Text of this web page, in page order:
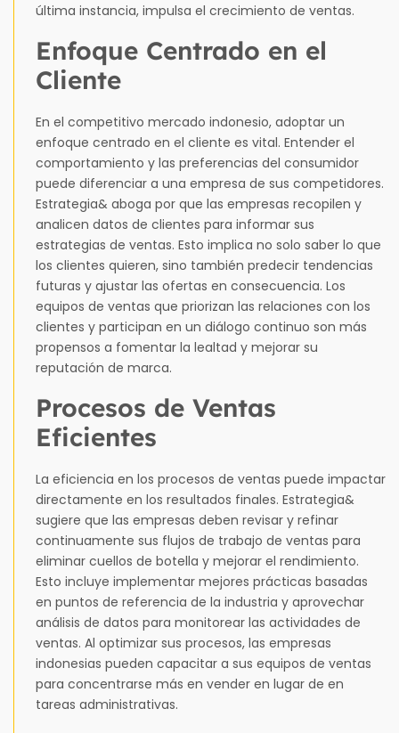
última instancia, impulsa el crecimiento de ventas.
Enfoque Centrado en el
Cliente
En el competitivo mercado indonesio, adoptar un
enfoque centrado en el cliente es vital. Entender el
comportamiento y las preferencias del consumidor
puede diferenciar a una empresa de sus competidores.
Estrategia& aboga por que las empresas recopilen y
analicen datos de clientes para informar sus
estrategias de ventas. Esto implica no solo saber lo que
los clientes quieren, sino también predecir tendencias
futuras y ajustar las ofertas en consecuencia. Los
equipos de ventas que priorizan las relaciones con los
clientes y participan en un diálogo continuo son más
propensos a fomentar la lealtad y mejorar su
reputación de marca.
Procesos de Ventas
Eficientes
La eficiencia en los procesos de ventas puede impactar
directamente en los resultados finales. Estrategia&
sugiere que las empresas deben revisar y refinar
continuamente sus flujos de trabajo de ventas para
eliminar cuellos de botella y mejorar el rendimiento.
Esto incluye implementar mejores prácticas basadas
en puntos de referencia de la industria y aprovechar
análisis de datos para monitorear las actividades de
ventas. Al optimizar sus procesos, las empresas
indonesias pueden capacitar a sus equipos de ventas
para concentrarse más en vender en lugar de en
tareas administrativas.